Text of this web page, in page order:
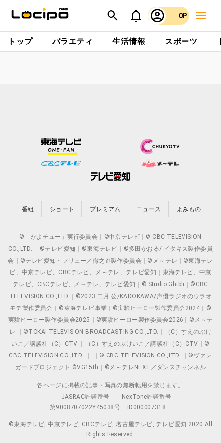
0P
トップ バラエティ 生活情報 スポーツ
番組 ショート プレミアム ニュース よみもの
©「かよチュー」実行委員会｜©中京テレビ｜© CBC TELEVISION
CO.,LTD. ｜©テレビ愛知｜©東海テレビ｜©多田かおる/ イタキス製作委員
会｜©テレビ愛知・フリュー／徹之進製作委員会｜©メ～テレ｜©東海テレ
ビ、中京テレビ、CBCテレビ、メ～テレ、テレビ愛知｜東海テレビ、中京
テレビ、CBCテレビ、メ～テレ、テレビ愛知｜© Studio Ghibli｜©CBC
TELEVISION CO.,LTD.｜©2023 二月 公/KADOKAWA/声優ラジオのウラオ
モテ製作委員会｜©東海テレビ事業｜©実験ヒーロー製作委員会2024｜©
実験ヒーロー製作委員会2025｜©実験ヒーロー製作委員会2026｜©メ～テ
レ ｜©TOKAI TELEVISION BROADCASTING CO.,LTD.｜（C）すえのぶけ
いこ／講談社（C）CTV ｜（C）すえのぶけいこ／講談社（C）CTV｜©
CBC TELEVISION CO.,LTD. ｜ ｜© CBC TELEVISION CO.,LTD. ｜©ヴァン
ガードプロジェクト ©VG15th｜©メ～テレNEXT／ダンスチャンネル
各ページに掲載の記事・写真の無断転用を禁じます。
JASRAC許諾番号
NexTone許諾番号
第9008707022Y45038号
ID000007318
©東海テレビ, 中京テレビ, CBCテレビ, 名古屋テレビ, テレビ愛知 2020 All
Rights Reserved.